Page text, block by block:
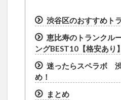
渋谷区のおすすめト
恵比寿のトランクル
ングBEST10【格安あり】
迷ったらスペラボ
め！
まとめ